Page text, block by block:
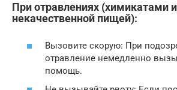
При отравлениях (химикатами
некачественной пищей):
Вызовите скорую: При
отравление немедленно
помощь.